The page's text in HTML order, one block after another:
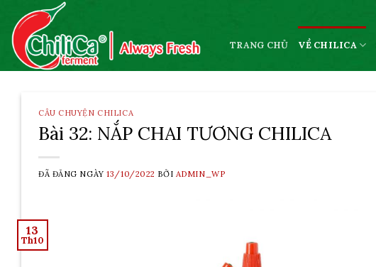
content
TRANG CHỦ VỀ CHILICA
CÂU CHUYỆN CHILICA
Bài 32: NẮP CHAI TƯƠNG CHILICA
ĐÃ ĐĂNG NGÀY13/10/2022 BỞI ADMIN_WP
13
Th10